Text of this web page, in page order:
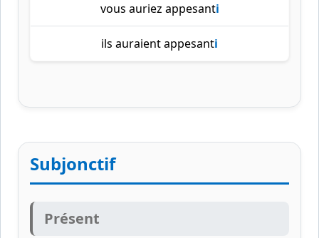
vous auriez appesanti
ils auraient appesanti
Subjonctif
Présent